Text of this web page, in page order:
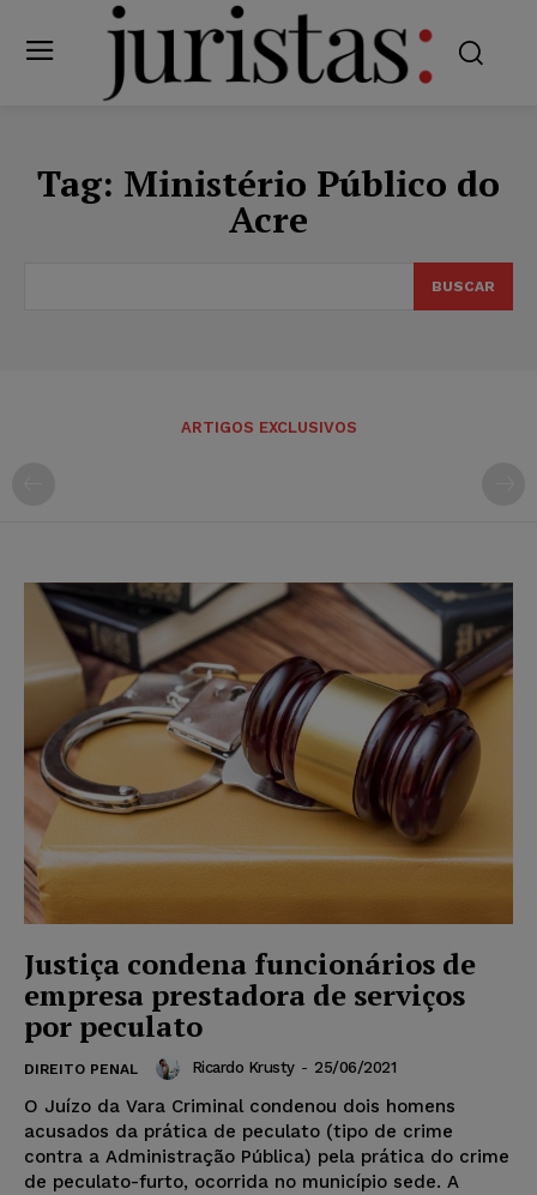
Tag: Ministério Público do
Acre
BUSCAR
ARTIGOS EXCLUSIVOS
Justiça condena funcionários de
empresa prestadora de serviços
por peculato
DIREITO PENAL Ricardo Krusty - 25/06/2021
O Juízo da Vara Criminal condenou dois homens
acusados da prática de peculato (tipo de crime
contra a Administração Pública) pela prática do crime
de peculato-furto, ocorrida no município sede. A